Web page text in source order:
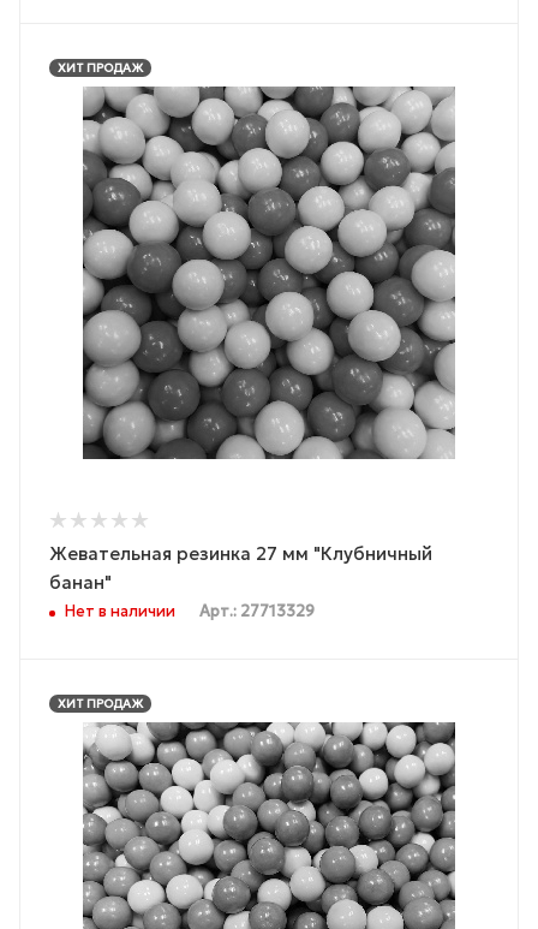
ХИТ ПРОДАЖ
Жевательная резинка 27 мм "Клубничный
банан"
Нет в наличии Арт.: 27713329
ХИТ ПРОДАЖ